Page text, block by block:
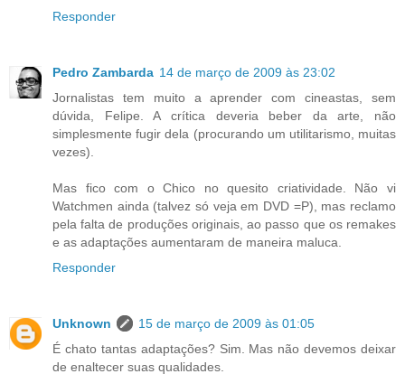
Responder
Pedro Zambarda 14 de março de 2009 às 23:02
Jornalistas tem muito a aprender com cineastas, sem
dúvida, Felipe. A crítica deveria beber da arte, não
simplesmente fugir dela (procurando um utilitarismo, muitas
vezes).
Mas fico com o Chico no quesito criatividade. Não vi
Watchmen ainda (talvez só veja em DVD =P), mas reclamo
pela falta de produções originais, ao passo que os remakes
e as adaptações aumentaram de maneira maluca.
Responder
Unknown
15 de março de 2009 às 01:05
É chato tantas adaptações? Sim. Mas não devemos deixar
de enaltecer suas qualidades.